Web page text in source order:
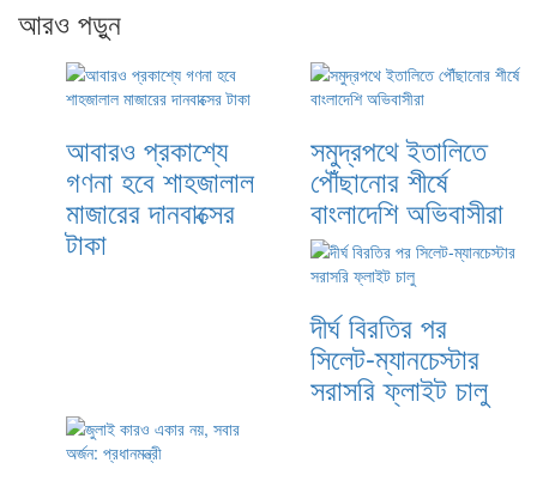
আরও পড়ুন
আবারও প্রকাশ্যে
গণনা হবে শাহজালাল
মাজারের দানবাক্সের
টাকা
সমুদ্রপথে ইতালিতে
পৌঁছানোর শীর্ষে
বাংলাদেশি অভিবাসীরা
দীর্ঘ বিরতির পর
সিলেট-ম্যানচেস্টার
সরাসরি ফ্লাইট চালু